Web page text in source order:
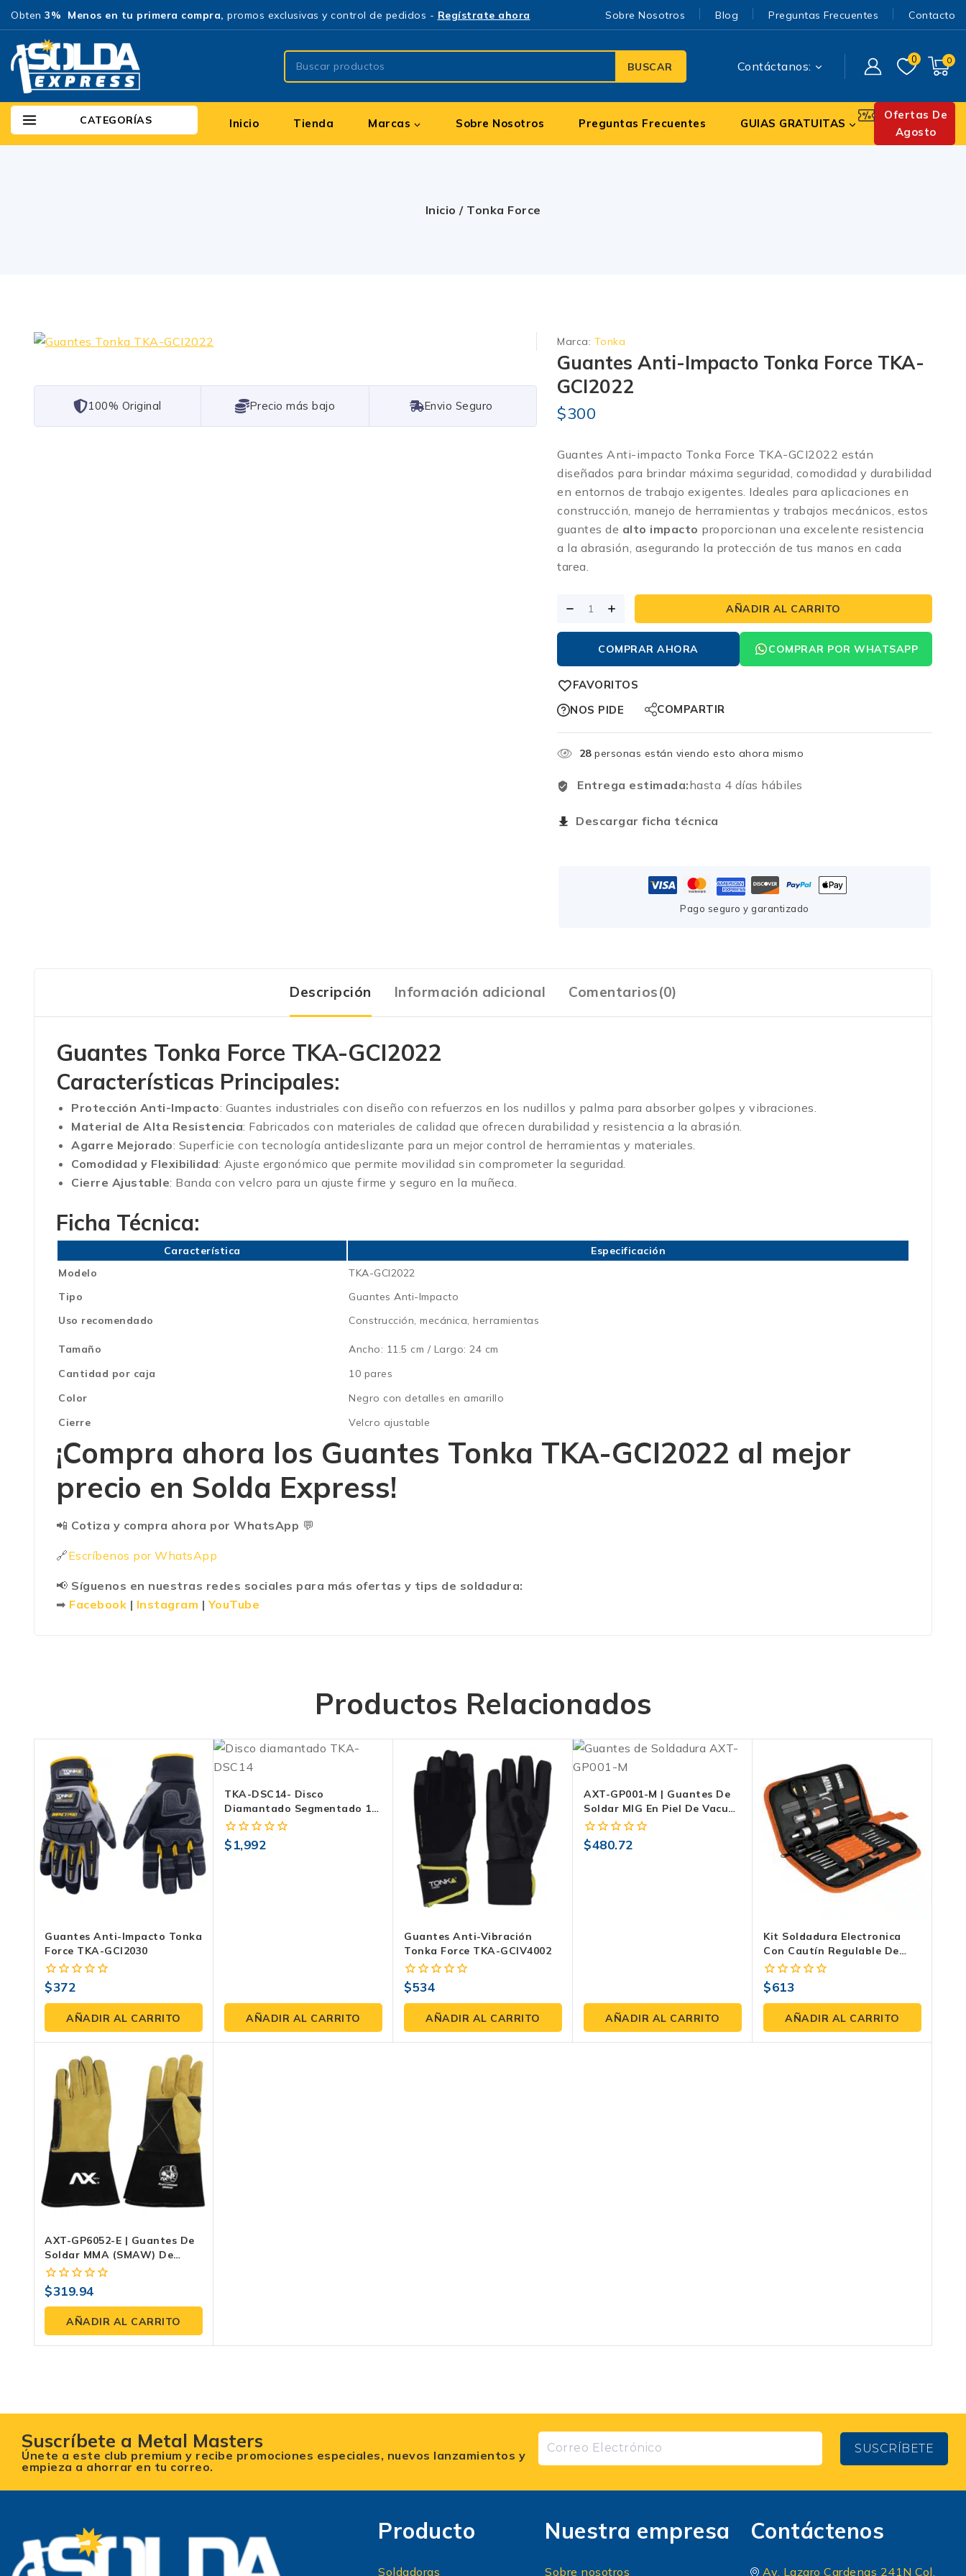
Obten 3% Menos en tu primera compra, promos exclusivas y control de pedidos - Regístrate ahora Sobre Nosotros Blog Preguntas Frecuentes Contacto
BUSCAR Contáctanos: 0 0
CATEGORÍAS Inicio Tienda Marcas Sobre Nosotros Preguntas Frecuentes GUIAS GRATUITAS
Ofertas De
Agosto
Inicio / Tonka Force
101% Original Lowest Price Free Shipping
Marca: Tonka
Guantes Anti-Impacto Tonka Force TKA-
GCI2022
$300
Guantes Anti-impacto Tonka Force TKA-GCI2022 están
diseñados para brindar máxima seguridad, comodidad y durabilidad
en entornos de trabajo exigentes. Ideales para aplicaciones en
construcción, manejo de herramientas y trabajos mecánicos, estos
guantes de alto impacto proporcionan una excelente resistencia
a la abrasión, asegurando la protección de tus manos en cada
tarea.
AÑADIR AL CARRITO
COMPRAR AHORA COMPRAR POR WHATSAPP
FAVORITOS
NOS PIDE
COMPARTIR
28personas están viendo esto ahora mismo
Entrega estimada:hasta 4 días hábiles
Descargar ficha técnica
Pago seguro y garantizado
Descripción Información adicional Comentarios(0)
Guantes Tonka Force TKA-GCI2022
Características Principales:
Protección Anti-Impacto: Guantes industriales con diseño con refuerzos en los nudillos y palma para absorber golpes y vibraciones.
Material de Alta Resistencia: Fabricados con materiales de calidad que ofrecen durabilidad y resistencia a la abrasión.
Agarre Mejorado: Superficie con tecnología antideslizante para un mejor control de herramientas y materiales.
Comodidad y Flexibilidad: Ajuste ergonómico que permite movilidad sin comprometer la seguridad.
Cierre Ajustable: Banda con velcro para un ajuste firme y seguro en la muñeca.
Ficha Técnica:
Característica
Especificación
Modelo
TKA-GCI2022
Tipo
Guantes Anti-Impacto
Uso recomendado
Construcción, mecánica, herramientas
Tamaño
Ancho: 11.5 cm / Largo: 24 cm
Cantidad por caja
10 pares
Color
Negro con detalles en amarillo
Cierre
Velcro ajustable
¡Compra ahora los Guantes Tonka TKA-GCI2022 al mejor
precio en Solda Express!
📲 Cotiza y compra ahora por WhatsApp 💬
🔗Escríbenos por WhatsApp
📢 Síguenos en nuestras redes sociales para más ofertas y tips de soldadura:
➡ Facebook | Instagram |YouTube
Productos Relacionados
Guantes Anti-Impacto Tonka
Force TKA-GCI2030
0
fuera
5
$372
AÑADIR AL CARRITO
TKA-DSC14- Disco
Diamantado Segmentado 14″
Para Concreto Curado
0
$1,992
AÑADIR AL CARRITO
Guantes Anti-Vibración
Tonka Force TKA-GCIV4002
0
fuera
5
$534
AÑADIR AL CARRITO
AXT-GP001-M | Guantes De
Soldar MIG En Piel De Vacuno
Con Hilo Kevlar® – Puño
Largo 34 Cm
0
$480.72
AÑADIR AL CARRITO
Kit Soldadura Electronica
Con Cautín Regulable De
25W – Truper CAU-25ERK
0
fuera
5
$613
AÑADIR AL CARRITO
AXT-GP6052-E | Guantes De
Soldar MMA (SMAW) De
Carnaza Con Hilo Kevlar® –
Puño 34 Cm
0
fuera
5
$319.94
AÑADIR AL CARRITO
Suscríbete a Metal Masters
Únete a este club premium y recibe promociones especiales, nuevos lanzamientos y
empieza a ahorrar en tu correo.
SUSCRÍBETE
Producto
Soldadoras
Nuestra empresa
Sobre nosotros
Contáctenos
Av. Lazaro Cardenas 241N Col.